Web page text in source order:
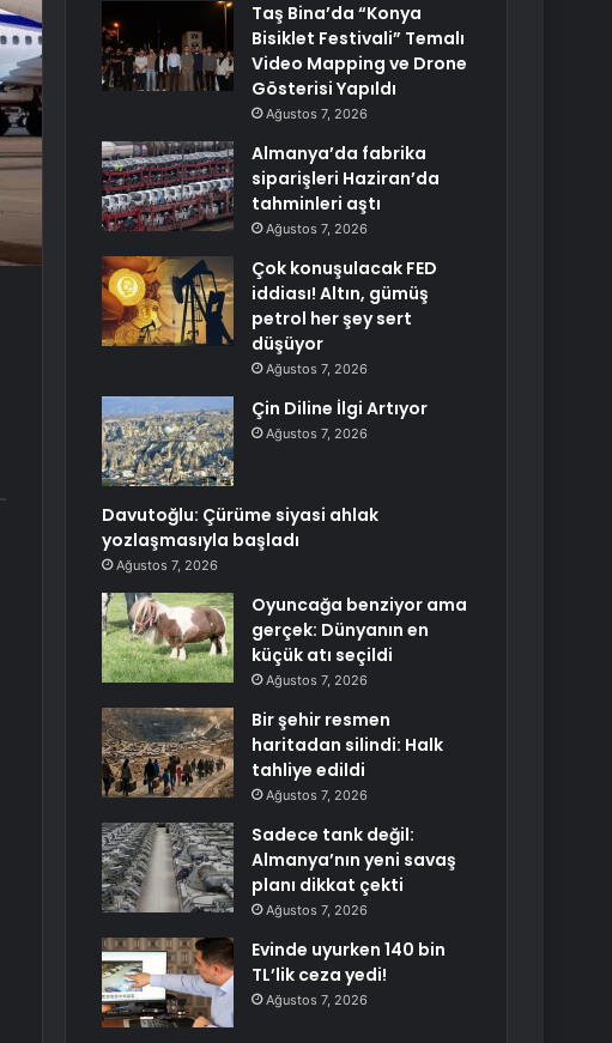
Taş Bina’da “Konya
Bisiklet Festivali” Temalı
Video Mapping ve Drone
Gösterisi Yapıldı
Ağustos 7, 2026
Almanya’da fabrika
siparişleri Haziran’da
tahminleri aştı
Ağustos 7, 2026
Çok konuşulacak FED
iddiası! Altın, gümüş
petrol her şey sert
düşüyor
Ağustos 7, 2026
Çin Diline İlgi Artıyor
Ağustos 7, 2026
Davutoğlu: Çürüme siyasi ahlak
yozlaşmasıyla başladı
Ağustos 7, 2026
Oyuncağa benziyor ama
gerçek: Dünyanın en
küçük atı seçildi
Ağustos 7, 2026
Bir şehir resmen
haritadan silindi: Halk
tahliye edildi
Ağustos 7, 2026
Sadece tank değil:
Almanya’nın yeni savaş
planı dikkat çekti
Ağustos 7, 2026
Evinde uyurken 140 bin
TL’lik ceza yedi!
Ağustos 7, 2026